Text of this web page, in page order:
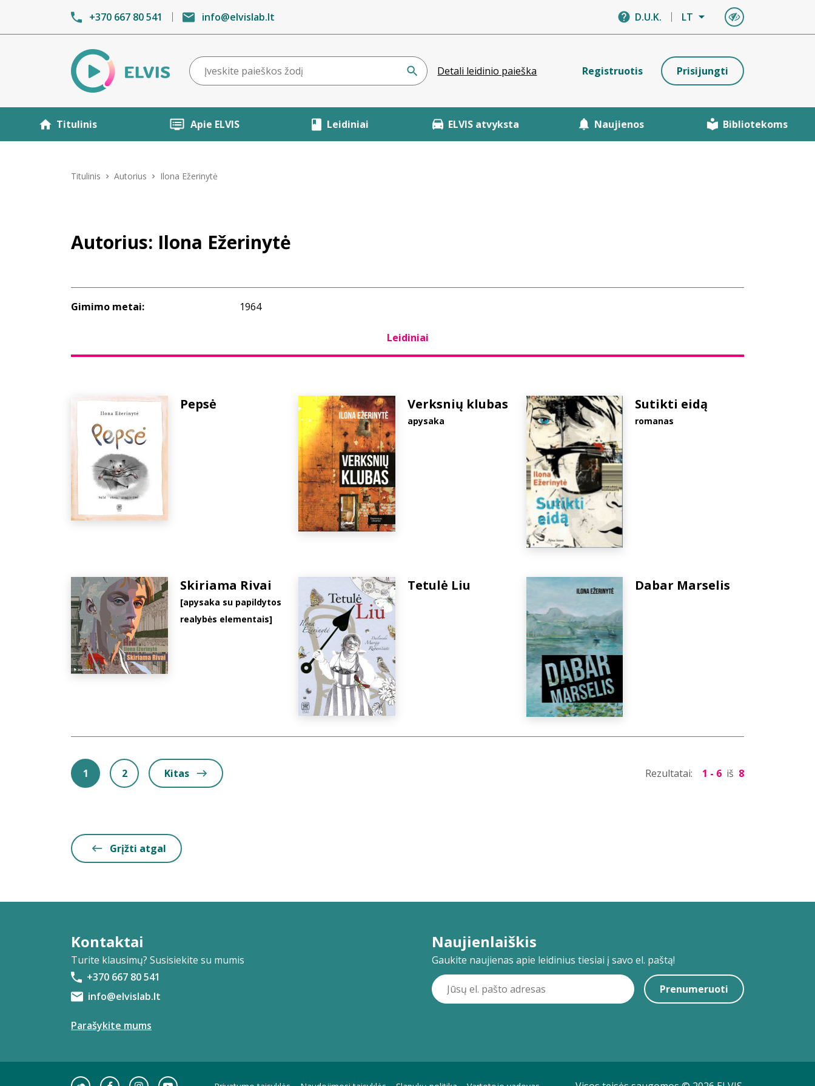
+370 667 80 541 info@elvislab.lt D.U.K. LT
Detali leidinio paieška Registruotis Prisijungti
Titulinis Apie ELVIS Leidiniai ELVIS atvyksta Naujienos Bibliotekoms
Titulinis Autorius Ilona Ežerinytė
Autorius: Ilona Ežerinytė
Gimimo metai: 1964
Leidiniai
Pepsė Verksnių klubas
apysaka
Sutikti eidą
romanas
Skiriama Rivai
[apysaka su papildytos
realybės elementais]
Tetulė Liu Dabar Marselis
1 2 Kitas Rezultatai: 1 - 6 iš 8
Grįžti atgal
Kontaktai
Turite klausimų? Susisiekite su mumis
+370 667 80 541
info@elvislab.lt
Parašykite mums
Naujienlaiškis
Gaukite naujienas apie leidinius tiesiai į savo el. paštą!
Prenumeruoti